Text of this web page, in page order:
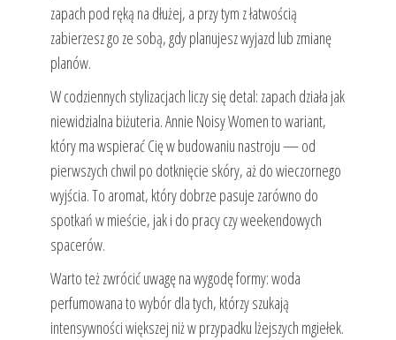
zapach pod ręką na dłużej, a przy tym z łatwością
zabierzesz go ze sobą, gdy planujesz wyjazd lub zmianę
planów.
W codziennych stylizacjach liczy się detal: zapach działa jak
niewidzialna biżuteria. Annie Noisy Women to wariant,
który ma wspierać Cię w budowaniu nastroju — od
pierwszych chwil po dotknięcie skóry, aż do wieczornego
wyjścia. To aromat, który dobrze pasuje zarówno do
spotkań w mieście, jak i do pracy czy weekendowych
spacerów.
Warto też zwrócić uwagę na wygodę formy: woda
perfumowana to wybór dla tych, którzy szukają
intensywności większej niż w przypadku lżejszych mgiełek.